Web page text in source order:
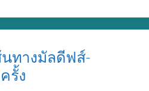
นทางมัลดีฟส์-
รั้ง